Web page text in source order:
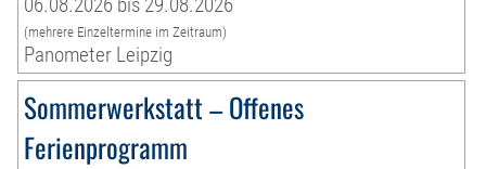
06.08.2026 bis 29.08.2026
(mehrere Einzeltermine im Zeitraum)
Panometer Leipzig
Sommerwerkstatt – Offenes
Ferienprogramm